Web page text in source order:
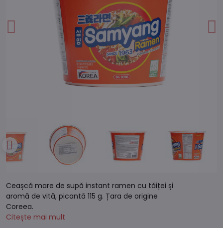
Ceașcă mare de supă instant ramen cu tăiței și
aromă de vită, picantă 115 g. Țara de origine
Coreea.
Citește mai mult